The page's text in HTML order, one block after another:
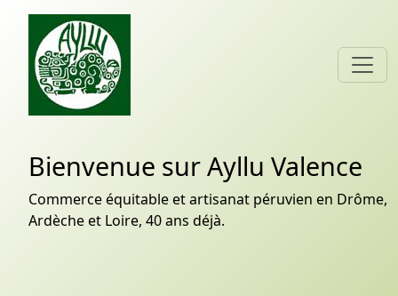
Bienvenue sur Ayllu Valence
Commerce équitable et artisanat péruvien en Drôme,
Ardèche et Loire, 40 ans déjà.